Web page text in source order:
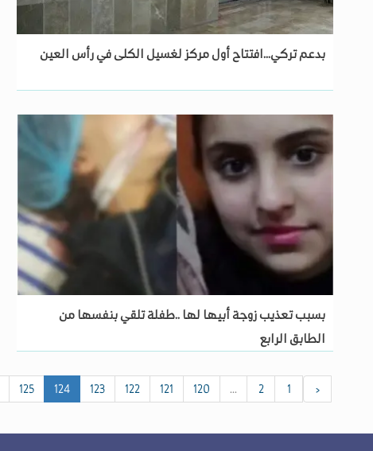
بدعم تركي...افتتاح أول مركز لغسيل الكلى في رأس العين
بسبب تعذيب زوجة أبيها لها ..طفلة تلقي بنفسها من
الطابق الرابع
‹
1
2
...
120
121
122
123
124
125